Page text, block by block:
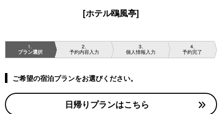
[ホテル鴎風亭]
1
プラン選択
2
予約内容入力
3
個人情報入力
4
予約完了
ご希望の宿泊プランをお選びください。
日帰りプランはこちら